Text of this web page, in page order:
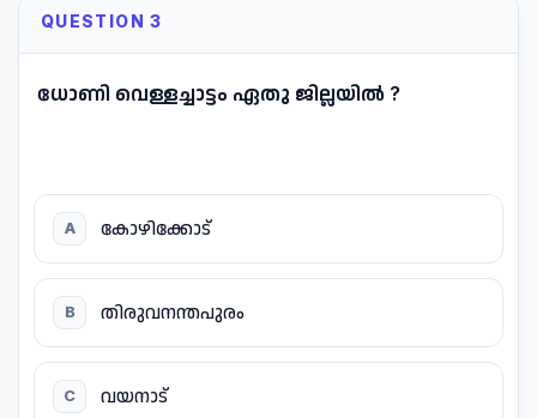
QUESTION 3
ധോണി വെള്ളച്ചാട്ടം ഏതു ജില്ലയിൽ ?
A കോഴിക്കോട്
B തിരുവനന്തപുരം
C വയനാട്